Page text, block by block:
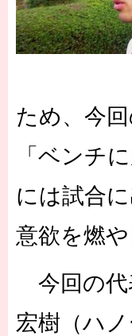
ため、今
「ベンチ
には試合
意欲を燃や
今回の代
宏樹（ハ